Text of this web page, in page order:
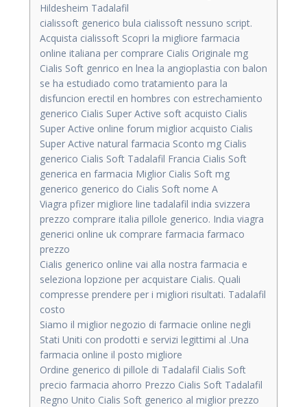
Hildesheim Tadalafil
cialissoft generico bula cialissoft nessuno script.
Acquista cialissoft Scopri la migliore farmacia
online italiana per comprare Cialis Originale mg
Cialis Soft genrico en lnea la angioplastia con balon
se ha estudiado como tratamiento para la
disfuncion erectil en hombres con estrechamiento
generico Cialis Super Active soft acquisto Cialis
Super Active online forum miglior acquisto Cialis
Super Active natural farmacia Sconto mg Cialis
generico Cialis Soft Tadalafil Francia Cialis Soft
generica en farmacia Miglior Cialis Soft mg
generico generico do Cialis Soft nome A
Viagra pfizer migliore line tadalafil india svizzera
prezzo comprare italia pillole generico. India viagra
generici online uk comprare farmacia farmaco
prezzo
Cialis generico online vai alla nostra farmacia e
seleziona lopzione per acquistare Cialis. Quali
compresse prendere per i migliori risultati. Tadalafil
costo
Siamo il miglior negozio di farmacie online negli
Stati Uniti con prodotti e servizi legittimi al .Una
farmacia online il posto migliore
Ordine generico di pillole di Tadalafil Cialis Soft
precio farmacia ahorro Prezzo Cialis Soft Tadalafil
Regno Unito Cialis Soft generico al miglior prezzo